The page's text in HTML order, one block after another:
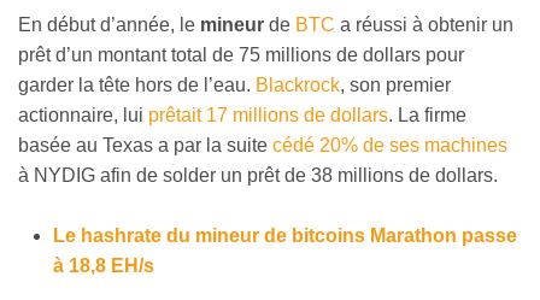
En début d’année, le mineur de BTC a réussi à obtenir un
prêt d’un montant total de 75 millions de dollars pour
garder la tête hors de l’eau. Blackrock, son premier
actionnaire, lui prêtait 17 millions de dollars. La firme
basée au Texas a par la suite cédé 20% de ses machines
à NYDIG afin de solder un prêt de 38 millions de dollars.
Le hashrate du mineur de bitcoins Marathon passe
à 18,8 EH/s